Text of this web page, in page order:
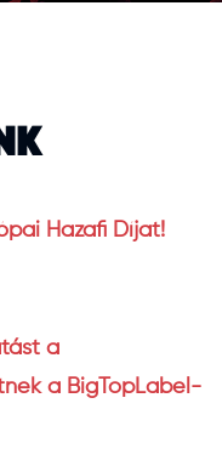
Hazafi Díjat!
a
a BigTopLabel-